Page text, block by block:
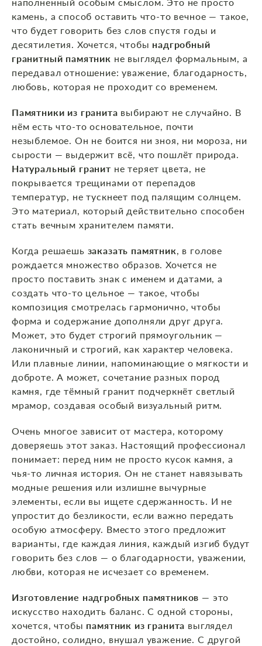
камень, а способ оставить что‑то вечное — такое,
что будет говорить без слов спустя годы и
десятилетия. Хочется, чтобы надгробный
гранитный памятник не выглядел формальным, а
передавал отношение: уважение, благодарность,
любовь, которая не проходит со временем.
Памятники из гранита выбирают не случайно. В
нём есть что‑то основательное, почти
незыблемое. Он не боится ни зноя, ни мороза, ни
сырости — выдержит всё, что пошлёт природа.
Натуральный гранит не теряет цвета, не
покрывается трещинами от перепадов
температур, не тускнеет под палящим солнцем.
Это материал, который действительно способен
стать вечным хранителем памяти.
Когда решаешь заказать памятник, в голове
рождается множество образов. Хочется не
просто поставить знак с именем и датами, а
создать что‑то цельное — такое, чтобы
композиция смотрелась гармонично, чтобы
форма и содержание дополняли друг друга.
Может, это будет строгий прямоугольник —
лаконичный и строгий, как характер человека.
Или плавные линии, напоминающие о мягкости и
доброте. А может, сочетание разных пород
камня, где тёмный гранит подчеркнёт светлый
мрамор, создавая особый визуальный ритм.
Очень многое зависит от мастера, которому
доверяешь этот заказ. Настоящий профессионал
понимает: перед ним не просто кусок камня, а
чья‑то личная история. Он не станет навязывать
модные решения или излишне вычурные
элементы, если вы ищете сдержанность. И не
упростит до безликости, если важно передать
особую атмосферу. Вместо этого предложит
варианты, где каждая линия, каждый изгиб будут
говорить без слов — о благодарности, уважении,
любви, которая не исчезает со временем.
Изготовление надгробных памятников — это
искусство находить баланс. С одной стороны,
хочется, чтобы памятник из гранита выглядел
достойно, солидно, внушал уважение. С другой